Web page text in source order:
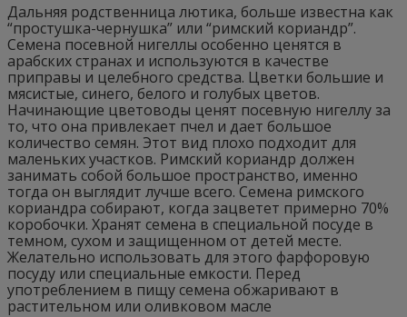
Дальняя родственница лютика, больше известна как
“простушка-чернушка” или “римский кориандр”.
Семена посевной нигеллы особенно ценятся в
арабских странах и используются в качестве
приправы и целебного средства. Цветки большие и
мясистые, синего, белого и голубых цветов.
Начинающие цветоводы ценят посевную нигеллу за
то, что она привлекает пчел и дает большое
количество семян. Этот вид плохо подходит для
маленьких участков. Римский кориандр должен
занимать собой большое пространство, именно
тогда он выглядит лучше всего. Семена римского
кориандра собирают, когда зацветет примерно 70%
коробочки. Хранят семена в специальной посуде в
темном, сухом и защищенном от детей месте.
Желательно использовать для этого фарфоровую
посуду или специальные емкости. Перед
употреблением в пищу семена обжаривают в
растительном или оливковом масле